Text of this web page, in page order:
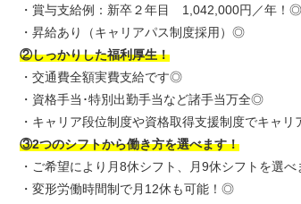
・賞与支給例：新卒２年目 1,042,000円／年！◎
・昇給あり（キャリアパス制度採用）◎
②しっかりした福利厚生！
・交通費全額実費支給です◎
・資格手当･特別出勤手当など諸手当万全◎
・キャリア段位制度や資格取得支援制度でキャ
③2つのシフトから働き方を選べます！
・ご希望により月8休シフト、月9休シフトを選
・変形労働時間制で月12休も可能！◎